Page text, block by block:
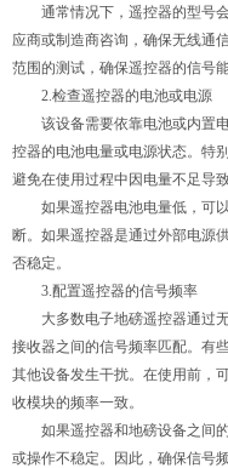
通常情况下，遥控器的型号会
应商或制造商咨询，确保无线通
范围的测试，确保遥控器的信号
2.检查遥控器的电池或电源
该设备需要依靠电池或内置电
控器的电池电量或电源状态。特
避免在使用过程中因电量不足导
如果遥控器电池电量低，可以
断。如果遥控器是通过外部电源
否稳定。
3.配置遥控器的信号频率
大多数电子地磅遥控器通过无
接收器之间的信号频率匹配。有
其他设备发生干扰。在使用前，
收模块的频率一致。
如果遥控器和地磅设备之间的
或操作不稳定。因此，确保信号